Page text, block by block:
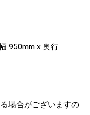
950mm x 奥行
場合がございますの